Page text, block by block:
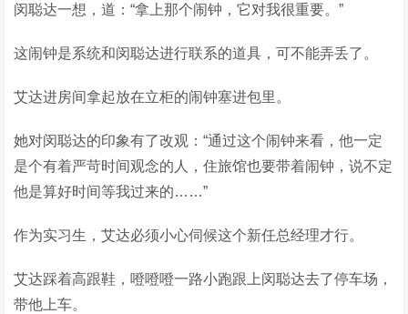
闵聪达一想，道：“拿上那个闹钟，它对我很重要。”
这闹钟是系统和闵聪达进行联系的道具，可不能弄丢了。
艾达进房间拿起放在立柜的闹钟塞进包里。
她对闵聪达的印象有了改观：“通过这个闹钟来看，他一定
是个有着严苛时间观念的人，住旅馆也要带着闹钟，说不定
他是算好时间等我过来的……”
作为实习生，艾达必须小心伺候这个新任总经理才行。
艾达踩着高跟鞋，噔噔噔一路小跑跟上闵聪达去了停车场，
带他上车。